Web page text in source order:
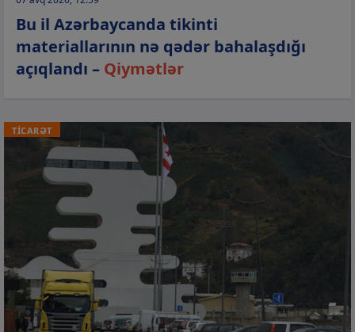
Bu il Azərbaycanda tikinti
materiallarının nə qədər bahalaşdığı
açıqlandı – Qiymətlər
TİCARƏT